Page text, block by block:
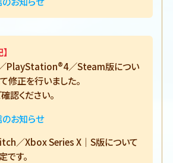
PlayStation®4／Steam版につい
修正を行いました。
認ください。
お知らせ
／Xbox Series X｜S版について
す。